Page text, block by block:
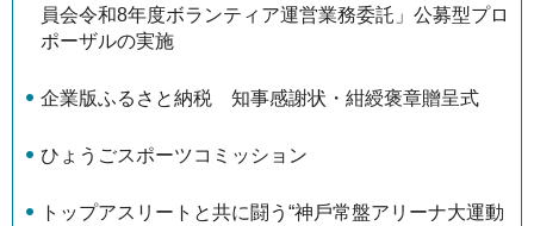
員会令和8年度ボランティア運営業務委託」公募型プロ
ポーザルの実施
企業版ふるさと納税 知事感謝状・紺綬褒章贈呈式
ひょうごスポーツコミッション
トップアスリートと共に闘う“神⼾常盤アリーナ⼤運動